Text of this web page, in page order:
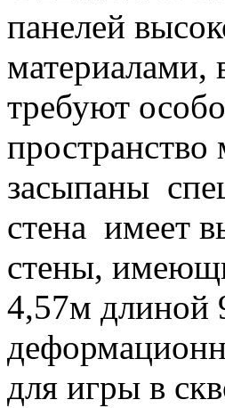
панелей
требуют
засыпаны
стена имеет
стены,
4,57м длиной
для игры в